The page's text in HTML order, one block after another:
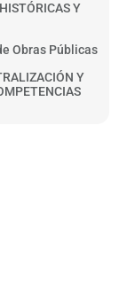
Y
Obras Públicas
Y